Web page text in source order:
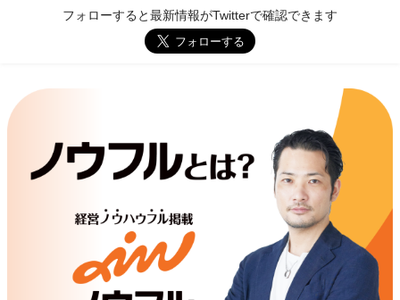
フォローすると最新情報がTwitterで確認できます